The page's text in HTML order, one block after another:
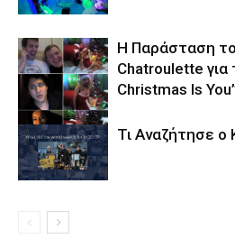
Η Παράσταση
Chatroulette για
Christmas Is
Τι Αναζήτησε ο